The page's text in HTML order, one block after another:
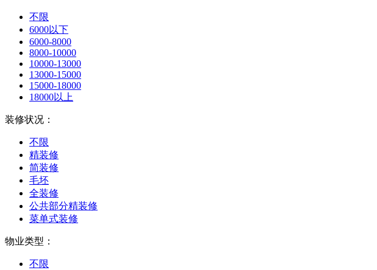
不限
6000以下
6000-8000
8000-10000
10000-13000
13000-15000
15000-18000
18000以上
装修状况：
不限
精装修
简装修
毛坯
全装修
公共部分精装修
菜单式装修
物业类型：
不限